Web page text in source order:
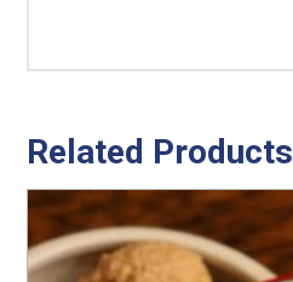
Related Products